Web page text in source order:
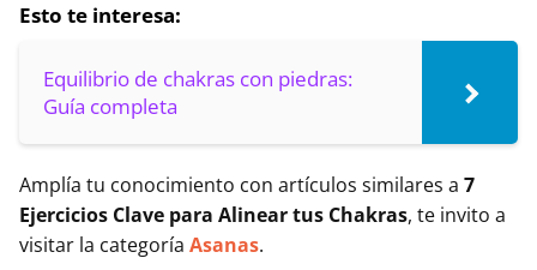
Esto te interesa:
Equilibrio de chakras con piedras:
Guía completa
Amplía tu conocimiento con artículos similares a 7
Ejercicios Clave para Alinear tus Chakras, te invito a
visitar la categoría Asanas.